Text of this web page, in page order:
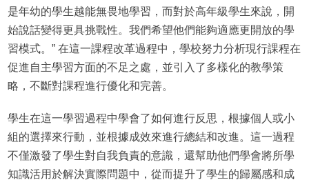
是年幼的學生越能無畏地學習，而對於高年級學生來說，開
始說話變得更具挑戰性。我們希望他們能夠適應更開放的學
習模式。” 在這一課程改革過程中，學校努力分析現行課程在
促進自主學習方面的不足之處，並引入了多樣化的教學策
略，不斷對課程進行優化和完善。
學生在這一學習過程中學會了如何進行反思，根據個人或小
組的選擇來行動，並根據成效來進行總結和改進。這一過程
不僅激發了學生對自我負責的意識，還幫助他們學會將所學
知識活用於解決實際問題中，從而提升了學生的歸屬感和成